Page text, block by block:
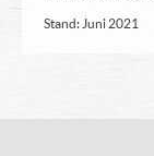
Stand: Juni 2021